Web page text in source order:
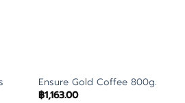
Ensure Gold Coffee 800g.
฿1,163.00